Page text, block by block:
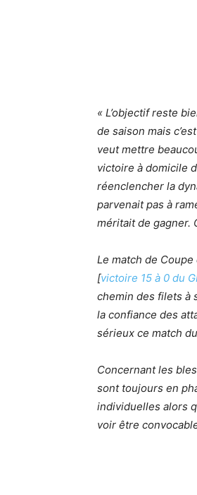
« L’objectif reste
de saison mais
veut mettre
victoire à domicile
réenclencher la
parvenait pas à
méritait de gagner.
Le match de
[victoire 15 à 0 du
chemin des filets à
la confiance des
sérieux ce match
Concernant les
sont toujours en
individuelles alors
voir être